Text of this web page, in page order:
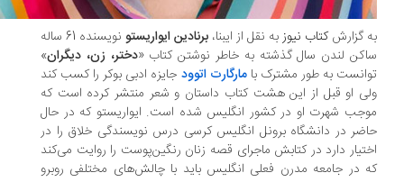
گزارشکتاب نیوزبه نقل از ایبنا،برنادین ایواریستو
نویسنده 61 ساله
لندن سال گذشته به خاطر نوشتن کتاب «دختر، زن، دیگران»
به طور مشترک بامارگارت اتوودجایزه ادبی بوکر را کسب کند
او قبل از این هشت کتاب داستان و شعر منتشر کرده است که
شهرت او در کشور انگلیس شده است. ایواریستو که در حال
در دانشگاه برونل انگلیس کرسی درس نویسندگی خلاق را در
دارد در کتابش ماجرای قصه زنان رنگین‌پوست را روایت می‌کند
در جامعه مدرن فعلی انگلیس باید با چالش‌های مختلفی روبرو